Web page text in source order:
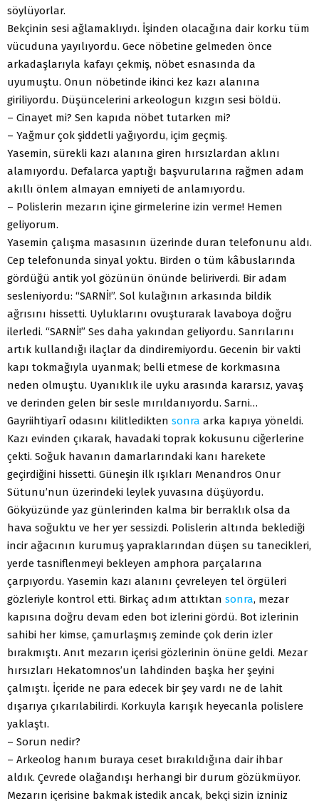
söylüyorlar.
Bekçinin sesi ağlamaklıydı. İşinden olacağına dair korku tüm
vücuduna yayılıyordu. Gece nöbetine gelmeden önce
arkadaşlarıyla kafayı çekmiş, nöbet esnasında da
uyumuştu. Onun nöbetinde ikinci kez kazı alanına
giriliyordu. Düşüncelerini arkeologun kızgın sesi böldü.
– Cinayet mi? Sen kapıda nöbet tutarken mi?
– Yağmur çok şiddetli yağıyordu, içim geçmiş.
Yasemin, sürekli kazı alanına giren hırsızlardan aklını
alamıyordu. Defalarca yaptığı başvurularına rağmen adam
akıllı önlem almayan emniyeti de anlamıyordu.
– Polislerin mezarın içine girmelerine izin verme! Hemen
geliyorum.
Yasemin çalışma masasının üzerinde duran telefonunu aldı.
Cep telefonunda sinyal yoktu. Birden o tüm kâbuslarında
gördüğü antik yol gözünün önünde beliriverdi. Bir adam
sesleniyordu: “SARNİ!”. Sol kulağının arkasında bildik
ağrısını hissetti. Uyluklarını ovuşturarak lavaboya doğru
ilerledi. “SARNİ!” Ses daha yakından geliyordu. Sanrılarını
artık kullandığı ilaçlar da dindiremiyordu. Gecenin bir vakti
kapı tokmağıyla uyanmak; belli etmese de korkmasına
neden olmuştu. Uyanıklık ile uyku arasında kararsız, yavaş
ve derinden gelen bir sesle mırıldanıyordu. Sarni…
Gayriihtiyarî odasını kilitledikten sonra arka kapıya yöneldi.
Kazı evinden çıkarak, havadaki toprak kokusunu ciğerlerine
çekti. Soğuk havanın damarlarındaki kanı harekete
geçirdiğini hissetti. Güneşin ilk ışıkları Menandros Onur
Sütunu’nun üzerindeki leylek yuvasına düşüyordu.
Gökyüzünde yaz günlerinden kalma bir berraklık olsa da
hava soğuktu ve her yer sessizdi. Polislerin altında beklediği
incir ağacının kurumuş yapraklarından düşen su tanecikleri,
yerde tasniflenmeyi bekleyen amphora parçalarına
çarpıyordu. Yasemin kazı alanını çevreleyen tel örgüleri
gözleriyle kontrol etti. Birkaç adım attıktan sonra, mezar
kapısına doğru devam eden bot izlerini gördü. Bot izlerinin
sahibi her kimse, çamurlaşmış zeminde çok derin izler
bırakmıştı. Anıt mezarın içerisi gözlerinin önüne geldi. Mezar
hırsızları Hekatomnos’un lahdinden başka her şeyini
çalmıştı. İçeride ne para edecek bir şey vardı ne de lahit
dışarıya çıkarılabilirdi. Korkuyla karışık heyecanla polislere
yaklaştı.
– Sorun nedir?
– Arkeolog hanım buraya ceset bırakıldığına dair ihbar
aldık. Çevrede olağandışı herhangi bir durum gözükmüyor.
Mezarın içerisine bakmak istedik ancak, bekçi sizin izniniz